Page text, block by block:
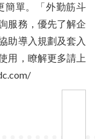
簡單。「外勤筋斗
服務，優先了解企
助導入規劃及套入
用，瞭解更多請上